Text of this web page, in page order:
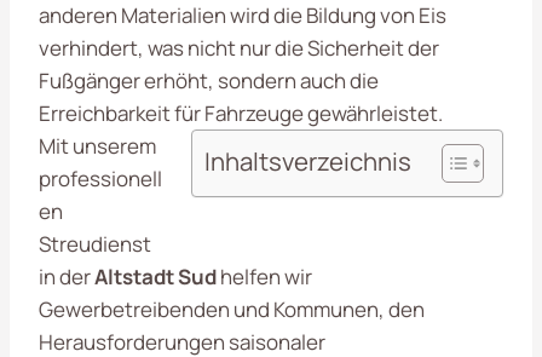
anderen Materialien wird die Bildung von Eis
verhindert, was nicht nur die Sicherheit der
Fußgänger erhöht, sondern auch die
Erreichbarkeit für Fahrzeuge gewährleistet.
Inhaltsverzeichnis
Mit unserem
professionell
en
Streudienst
in derAltstadt Sudhelfen wir
Gewerbetreibenden und Kommunen, den
Herausforderungen saisonaler